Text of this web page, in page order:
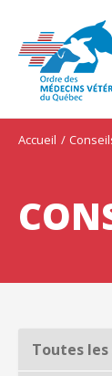
Accueil
Toutes